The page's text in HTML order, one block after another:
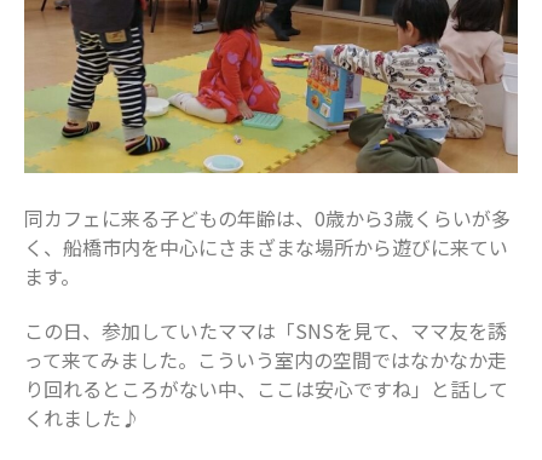
2019年9月
2019年8月
2019年7月
2019年6月
2019年5月
2019年3月
お仕事
イベント
同カフェに来る子どもの年齢は、0歳から3歳くらいが多
く、船橋市内を中心にさまざまな場所から遊びに来てい
ます。
この日、参加していたママは「SNSを見て、ママ友を誘
って来てみました。こういう室内の空間ではなかなか走
り回れるところがない中、ここは安心ですね」と話して
くれました♪